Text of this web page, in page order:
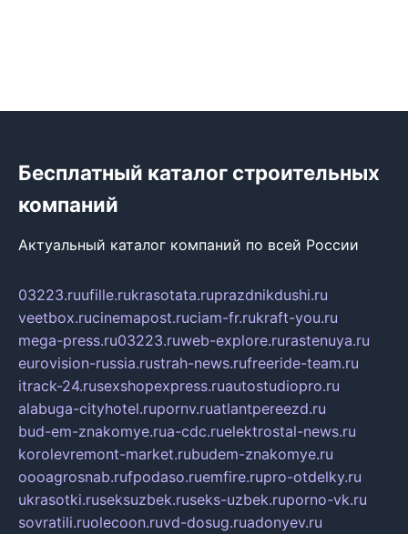
Бесплатный каталог строительных
компаний
Актуальный каталог компаний по всей России
03223.ruufille.rukrasotata.ruprazdnikdushi.ru
veetbox.rucinemapost.ruciam-fr.rukraft-you.ru
mega-press.ru03223.ruweb-explore.rurastenuya.ru
eurovision-russia.rustrah-news.rufreeride-team.ru
itrack-24.rusexshopexpress.ruautostudiopro.ru
alabuga-cityhotel.rupornv.ruatlantpereezd.ru
bud-em-znakomye.rua-cdc.ruelektrostal-news.ru
korolevremont-market.rubudem-znakomye.ru
oooagrosnab.rufpodaso.ruemfire.rupro-otdelky.ru
ukrasotki.ruseksuzbek.ruseks-uzbek.ruporno-vk.ru
sovratili.ruolecoon.ruvd-dosug.ruadonyev.ru